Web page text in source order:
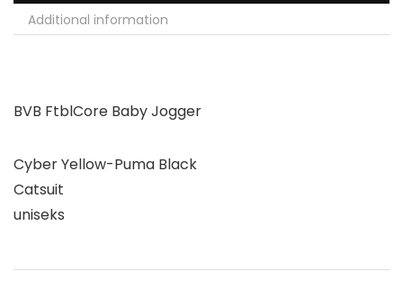
Additional information
BVB FtblCore Baby Jogger
Cyber Yellow-Puma Black
Catsuit
uniseks